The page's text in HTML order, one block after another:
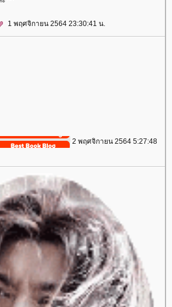
1 พฤศจิกายน 2564 23:30:41 น.
2 พฤศจิกายน 2564 5:27:48